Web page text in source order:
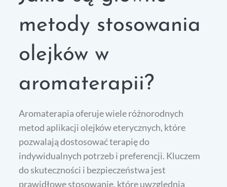
metody stosowania
olejków w
aromaterapii?
Aromaterapia oferuje wiele różnorodnych
metod aplikacji olejków eterycznych, które
pozwalają dostosować terapię do
indywidualnych potrzeb i preferencji. Kluczem
do skuteczności i bezpieczeństwa jest
prawidłowe stosowanie, które uwzględnia